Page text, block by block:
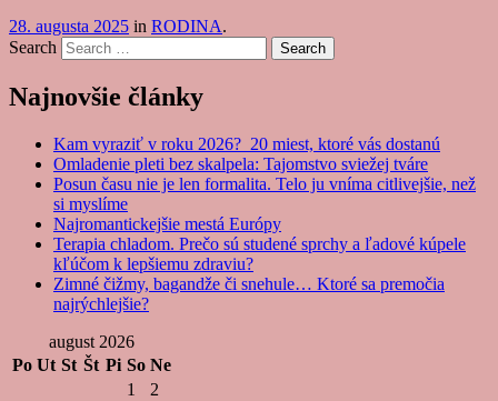
28. augusta 2025 in RODINA.
Search
Najnovšie články
Kam vyraziť v roku 2026? 20 miest, ktoré vás dostanú
Omladenie pleti bez skalpela: Tajomstvo sviežej tváre
Posun času nie je len formalita. Telo ju vníma citlivejšie, než
si myslíme
Najromantickejšie mestá Európy
Terapia chladom. Prečo sú studené sprchy a ľadové kúpele
kľúčom k lepšiemu zdraviu?
Zimné čižmy, bagandže či snehule… Ktoré sa premočia
najrýchlejšie?
august 2026
Po Ut St Št Pi So Ne
1
2